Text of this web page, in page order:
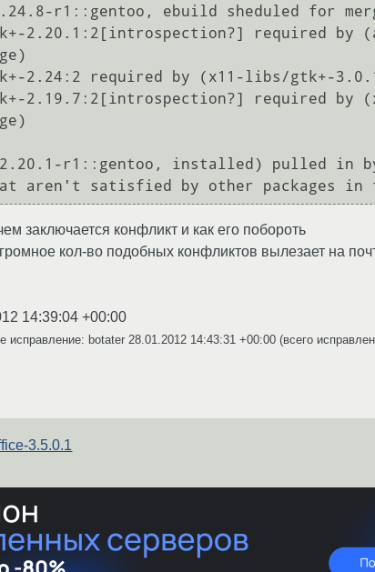
r1::gentoo, ebuild sheduled for
заключается конфликт и как его побороть
кол-во подобных конфликтов вылезает на
14:39:04 +00:00
исправление: botater 28.01.2012 14:43:31 +00:00 (всего
3.5.0.1